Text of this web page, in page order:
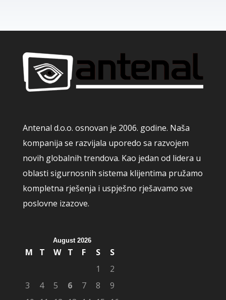
Antenal d.o.o. osnovan je 2006. godine. Naša
kompanija se razvijala uporedo sa razvojem
novih globalnih trendova. Kao jedan od lidera u
oblasti sigurnosnih sistema klijentima pružamo
kompletna rješenja i uspješno rješavamo sve
poslovne izazove.
August 2026
M T W T F S
S
1
2
3
4 5 6 7 8
9